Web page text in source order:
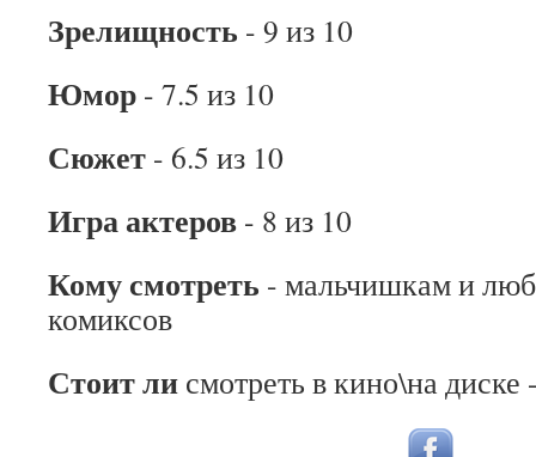
Зрелищность - 9 из 10
Юмор - 7.5 из 10
Сюжет - 6.5 из 10
Игра актеров - 8 из 10
Кому смотреть - мальчишкам и
комиксов
Стоит ли смотреть в кино\на